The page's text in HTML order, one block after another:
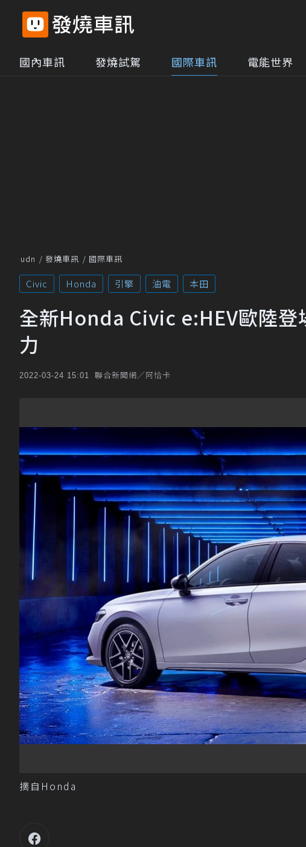
國內車訊 發燒試駕 國際車訊 電能世界
udn 發燒車訊 國際車訊
Civic Honda 引擎 油電 本田
全新Honda Civic e:HEV歐陸
力
2022-03-24 15:01 聯合新聞網／阿恰卡
摘自Honda